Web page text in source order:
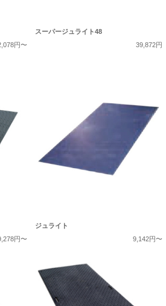
円〜
スーパージュライト48
39,872円
円〜
ジュライト
9,142円〜